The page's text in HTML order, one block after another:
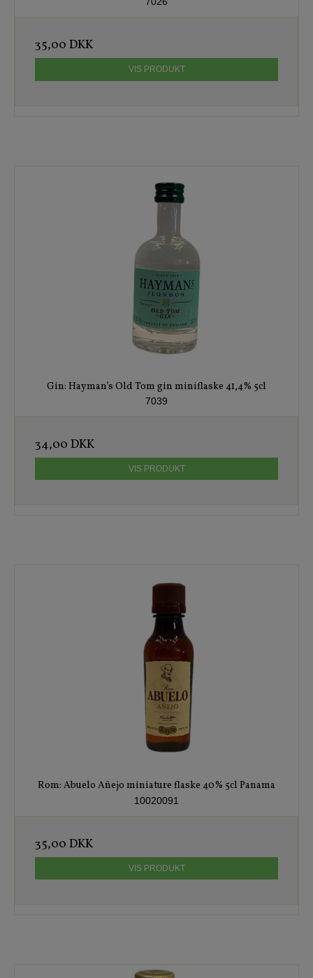
35,00 DKK
VIS PRODUKT
Gin: Hayman’s Old Tom gin miniflaske 41,4% 5cl
7039
34,00 DKK
VIS PRODUKT
Rom: Abuelo Añejo miniature flaske 40% 5cl Panama
10020091
35,00 DKK
VIS PRODUKT